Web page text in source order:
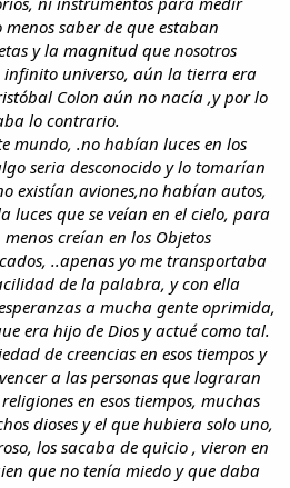
saber de que estaban
y la magnitud que nosotros
infinito universo, aún la tierra era
Colon aún no nacía ,y por lo
lo contrario.
mundo, .no habían luces en los
seria desconocido y lo tomarían
existían aviones,no habían autos,
luces que se veían en el cielo, para
creían en los Objetos
..apenas yo me transportaba
de la palabra, y con ella
a mucha gente oprimida,
era hijo de Dios y actué como tal.
de creencias en esos tiempos y
a las personas que lograran
en esos tiempos, muchas
dioses y el que hubiera solo uno,
los sacaba de quicio , vieron en
que no tenía miedo y que daba